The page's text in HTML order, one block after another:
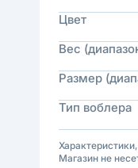
Цвет
Вес
Размер
Тип воблера
Магазин не